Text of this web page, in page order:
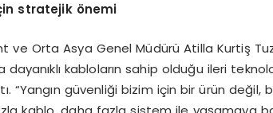
stratejik önemi
ve Orta Asya Genel Müdürü Atilla Kurtiş
dayanıklı kabloların sahip olduğu ileri
“Yangın güvenliği bizim için bir ürün